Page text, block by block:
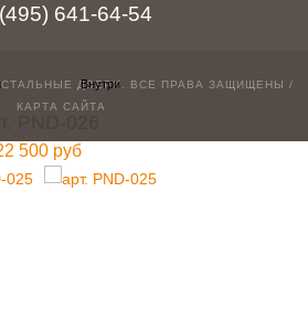
500 руб
641-64-54
СТАЛЬНЫЕ ДВЕРИ . ВСЕ ПРАВА ЗАЩИЩЕНЫ /
КАРТА САЙТА